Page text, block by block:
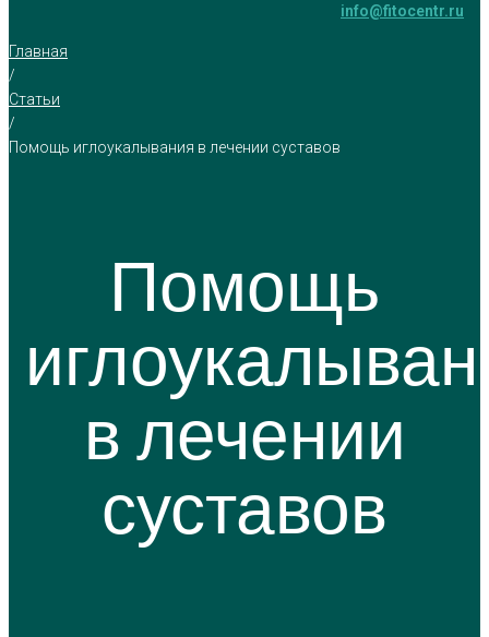
info@fitocentr.ru
Главная
/
Статьи
/
Помощь иглоукалывания в лечении суставов
Помощь
в лечении
суставов